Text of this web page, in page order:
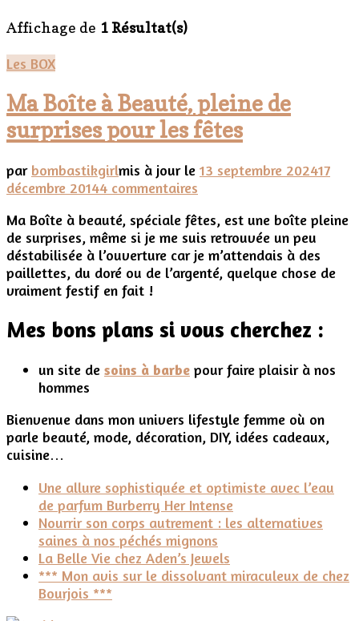
Affichage de 1 Résultat(s)
Les BOX
Ma Boîte à Beauté, pleine de
surprises pour les fêtes
par bombastikgirlmis à jour le 13 septembre 202417
décembre 20144 commentaires
Boîte
à
Beauté,
pleine
pour
Ma Boîte à beauté, spéciale fêtes, est une boîte pleine
de surprises, même si je me suis retrouvée un peu
déstabilisée à l’ouverture car je m’attendais à des
paillettes, du doré ou de l’argenté, quelque chose de
vraiment festif en fait !
Mes bons plans si vous cherchez :
un site de soins à barbe pour faire plaisir à nos
hommes
Bienvenue dans mon univers lifestyle femme où on
parle beauté, mode, décoration, DIY, idées cadeaux,
cuisine…
Une allure sophistiquée et optimiste avec l’eau
de parfum Burberry Her Intense
Nourrir son corps autrement : les alternatives
saines à nos péchés mignons
La Belle Vie chez Aden’s Jewels
*** Mon avis sur le dissolvant miraculeux de chez
Bourjois ***